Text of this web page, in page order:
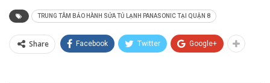
TRUNG TÂM BẢO HÀNH SỬA TỦ LẠNH PANASONIC TẠI QUẬN 8
Share Facebook Twitter Google+